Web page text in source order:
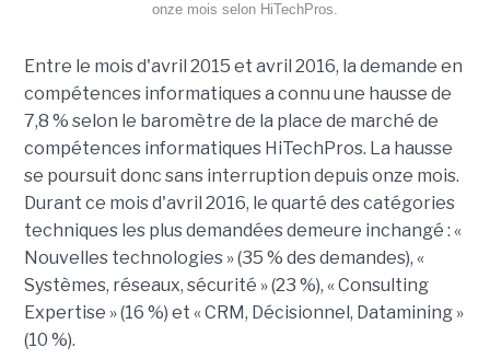
onze mois selon HiTechPros.
Entre le mois d'avril 2015 et avril 2016, la demande en
compétences informatiques a connu une hausse de
7,8 % selon le baromètre de la place de marché de
compétences informatiques HiTechPros. La hausse
se poursuit donc sans interruption depuis onze mois.
Durant ce mois d'avril 2016, le quarté des catégories
techniques les plus demandées demeure inchangé : «
Nouvelles technologies » (35 % des demandes), «
Systèmes, réseaux, sécurité » (23 %), « Consulting
Expertise » (16 %) et « CRM, Décisionnel, Datamining »
(10 %).